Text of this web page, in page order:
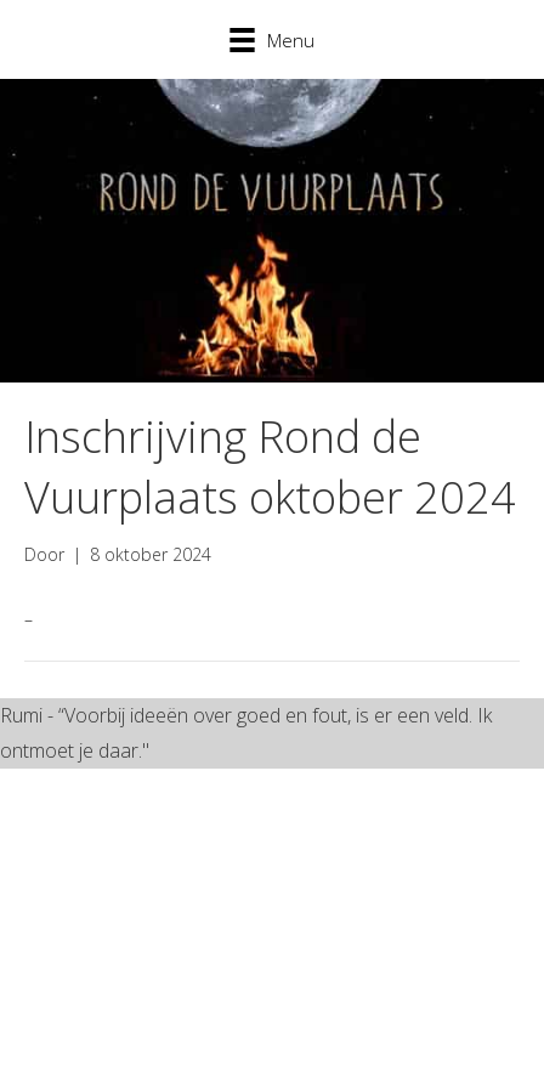
Menu
Inschrijving Rond de
Vuurplaats oktober 2024
Door | 8 oktober 2024
–
Rumi - “Voorbij ideeën over goed en fout, is er een veld. Ik
ontmoet je daar."